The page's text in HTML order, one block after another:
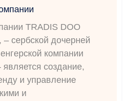
TRADIS DOO
– сербской дочерней
компании
является создание,
и управление
и